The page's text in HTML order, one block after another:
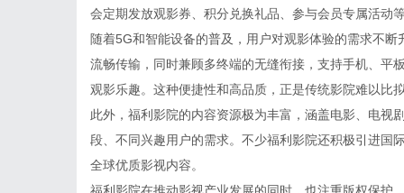
会定期发放观影券、积分兑换礼品、参与会员专属活动
随着5G和智能设备的普及，用户对观影体验的需求不
流畅传输，同时兼顾多终端的无缝衔接，支持手机、平
观影乐趣。这种便捷性和高品质，正是传统影院难以比
此外，福利影院的内容资源极为丰富，涵盖电影、电视
段、不同兴趣用户的需求。不少福利影院还积极引进国
全球优质影视内容。